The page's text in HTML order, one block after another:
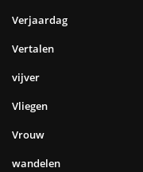
Verjaardag
Vertalen
vijver
Vliegen
Vrouw
wandelen